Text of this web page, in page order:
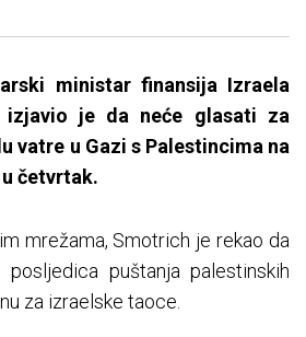
ministar finansija Izraela
izjavio je da neće glasati za
vatre u Gazi s Palestincima na
četvrtak.
mrežama, Smotrich je rekao da
puštanja palestinskih
za izraelske taoce.